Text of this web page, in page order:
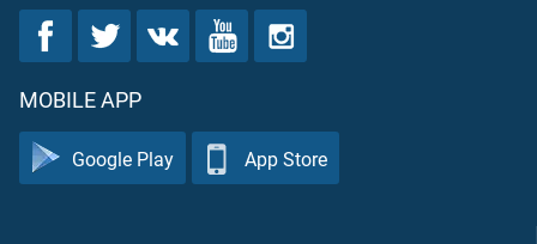
MOBILE APP
Google Play App Store